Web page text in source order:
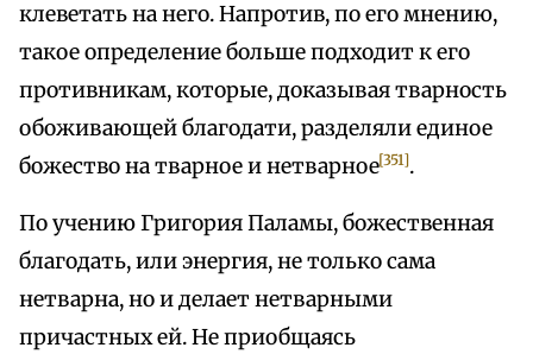
клеветать на него. Напротив, по его мнению,
такое определение больше подходит к его
противникам, которые, доказывая тварность
обоживающей благодати, разделяли единое
божество на тварное и нетварное[351].
По учению Григория Паламы, божественная
благодать, или энергия, не только сама
нетварна, но и делает нетварными
причастных ей. Не приобщаясь